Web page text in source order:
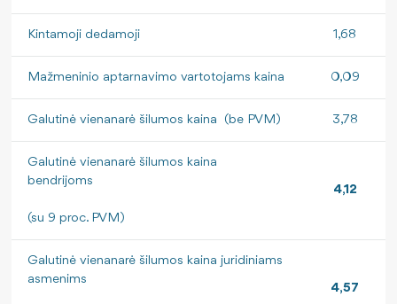
Kintamoji dedamoji 1,68
Mažmeninio aptarnavimo vartotojams kaina 0,09
Galutinė vienanarė šilumos kaina (be PVM) 3,78
Galutinė vienanarė šilumos kaina
bendrijoms
(su 9 proc. PVM)
4,12
Galutinė vienanarė šilumos kaina juridiniams
asmenims
4,57